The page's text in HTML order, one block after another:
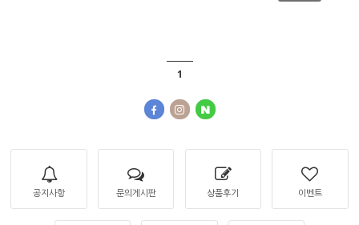
1
공지사항 문의게시판 상품후기 이벤트